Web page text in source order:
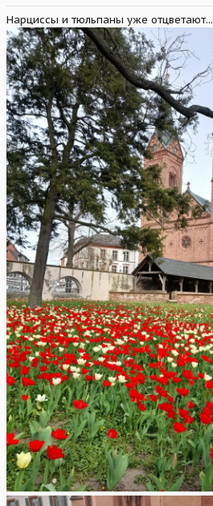
Нарциссы и тюльпаны уже отцветают...